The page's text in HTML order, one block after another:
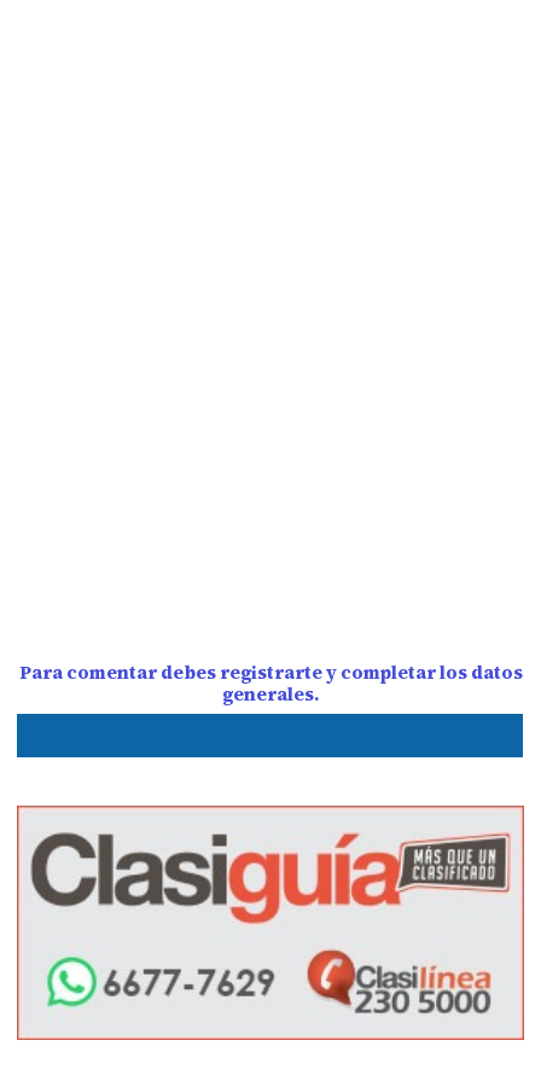
Para comentar debes registrarte y completar los datos
generales.